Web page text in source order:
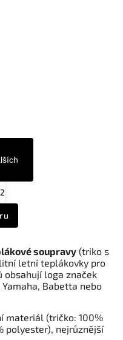
2
soupravy (triko s
letní teplákovky pro
loga značek
Babetta nebo
materiál (tričko: 100%
polyester), nejrůznější